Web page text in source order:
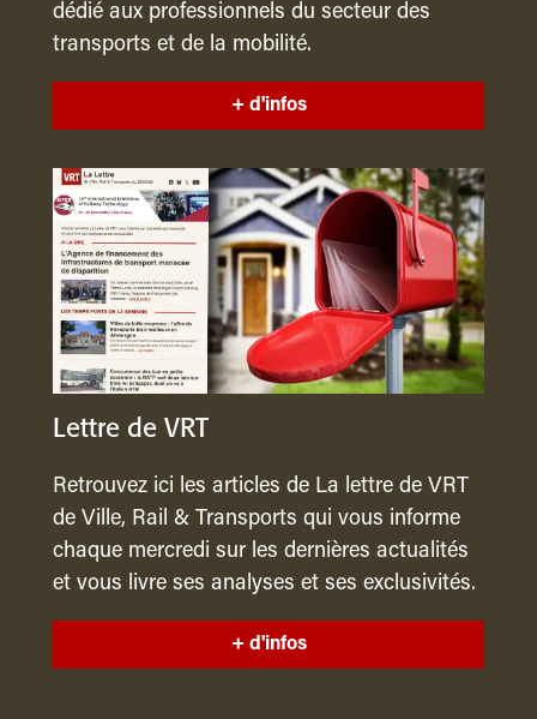
dédié aux professionnels du secteur des
transports et de la mobilité.
+ d'infos
Lettre de VRT
Retrouvez ici les articles de La lettre de VRT
de Ville, Rail & Transports qui vous informe
chaque mercredi sur les dernières actualités
et vous livre ses analyses et ses exclusivités.
+ d'infos